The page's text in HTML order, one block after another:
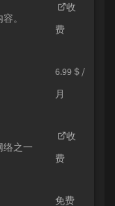
。
收
费
6.99＄/
月
络之一
收
费
免费